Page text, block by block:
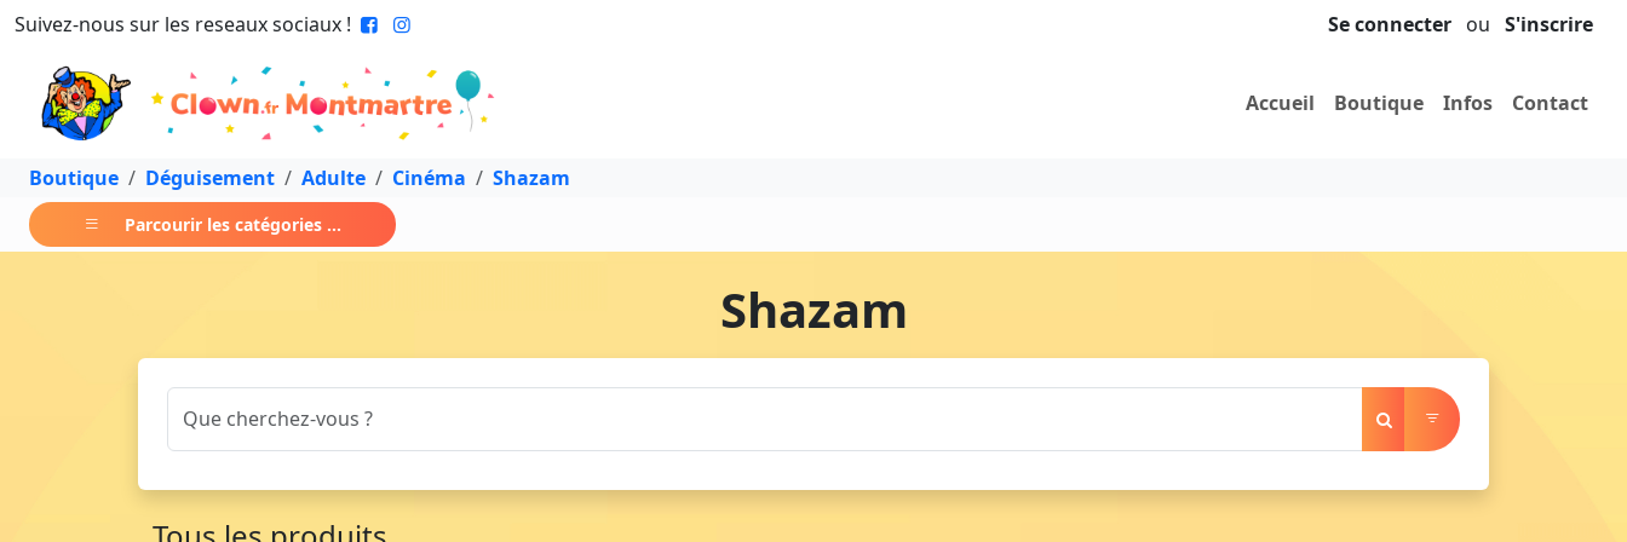
Suivez-nous sur les reseaux sociaux ! Se connecter ou S'inscrire
Accueil Boutique Infos Contact
Boutique Déguisement Adulte Cinéma Shazam
Parcourir les catégories ...
Shazam